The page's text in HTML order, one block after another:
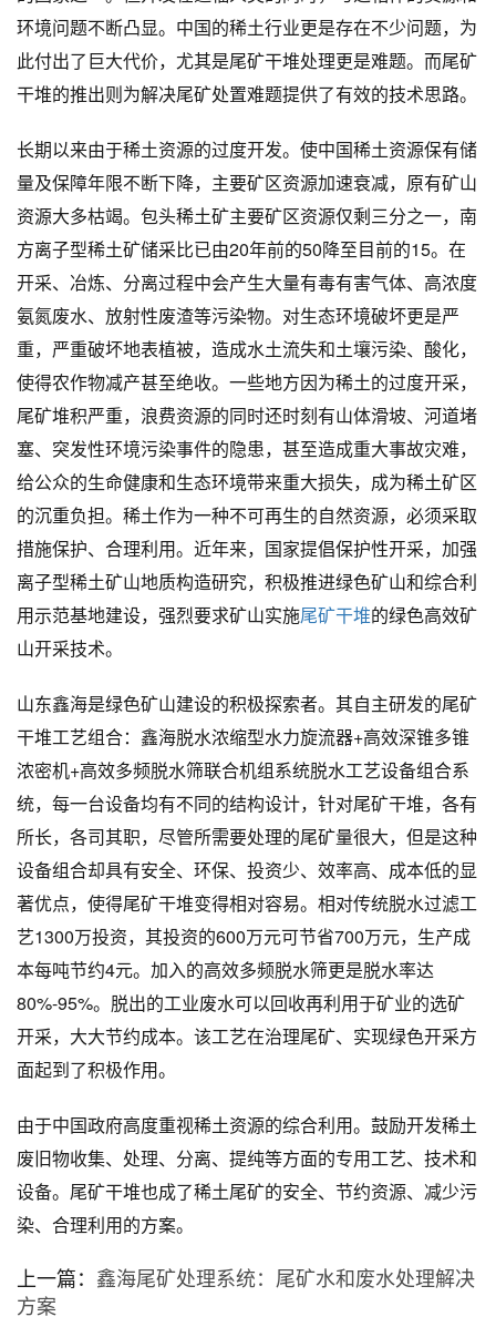
环境问题不断凸显。中国的稀土行业更是存在不少问题，为
此付出了巨大代价，尤其是尾矿干堆处理更是难题。而尾矿
干堆的推出则为解决尾矿处置难题提供了有效的技术思路。
长期以来由于稀土资源的过度开发。使中国稀土资源保有储
量及保障年限不断下降，主要矿区资源加速衰减，原有矿山
资源大多枯竭。包头稀土矿主要矿区资源仅剩三分之一，南
方离子型稀土矿储采比已由20年前的50降至目前的15。在
开采、冶炼、分离过程中会产生大量有毒有害气体、高浓度
氨氮废水、放射性废渣等污染物。对生态环境破坏更是严
重，严重破坏地表植被，造成水土流失和土壤污染、酸化，
使得农作物减产甚至绝收。一些地方因为稀土的过度开采，
尾矿堆积严重，浪费资源的同时还时刻有山体滑坡、河道堵
塞、突发性环境污染事件的隐患，甚至造成重大事故灾难，
给公众的生命健康和生态环境带来重大损失，成为稀土矿区
的沉重负担。稀土作为一种不可再生的自然资源，必须采取
措施保护、合理利用。近年来，国家提倡保护性开采，加强
离子型稀土矿山地质构造研究，积极推进绿色矿山和综合利
用示范基地建设，强烈要求矿山实施尾矿干堆的绿色高效矿
山开采技术。
山东鑫海是绿色矿山建设的积极探索者。其自主研发的尾矿
干堆工艺组合：鑫海脱水浓缩型水力旋流器+高效深锥多锥
浓密机+高效多频脱水筛联合机组系统脱水工艺设备组合系
统，每一台设备均有不同的结构设计，针对尾矿干堆，各有
所长，各司其职，尽管所需要处理的尾矿量很大，但是这种
设备组合却具有安全、环保、投资少、效率高、成本低的显
著优点，使得尾矿干堆变得相对容易。相对传统脱水过滤工
艺1300万投资，其投资的600万元可节省700万元，生产成
本每吨节约4元。加入的高效多频脱水筛更是脱水率达
80%-95%。脱出的工业废水可以回收再利用于矿业的选矿
开采，大大节约成本。该工艺在治理尾矿、实现绿色开采方
面起到了积极作用。
由于中国政府高度重视稀土资源的综合利用。鼓励开发稀土
废旧物收集、处理、分离、提纯等方面的专用工艺、技术和
设备。尾矿干堆也成了稀土尾矿的安全、节约资源、减少污
染、合理利用的方案。
上一篇： 鑫海尾矿处理系统：尾矿水和废水处理解决
方案